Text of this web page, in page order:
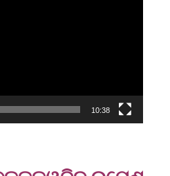
10:38